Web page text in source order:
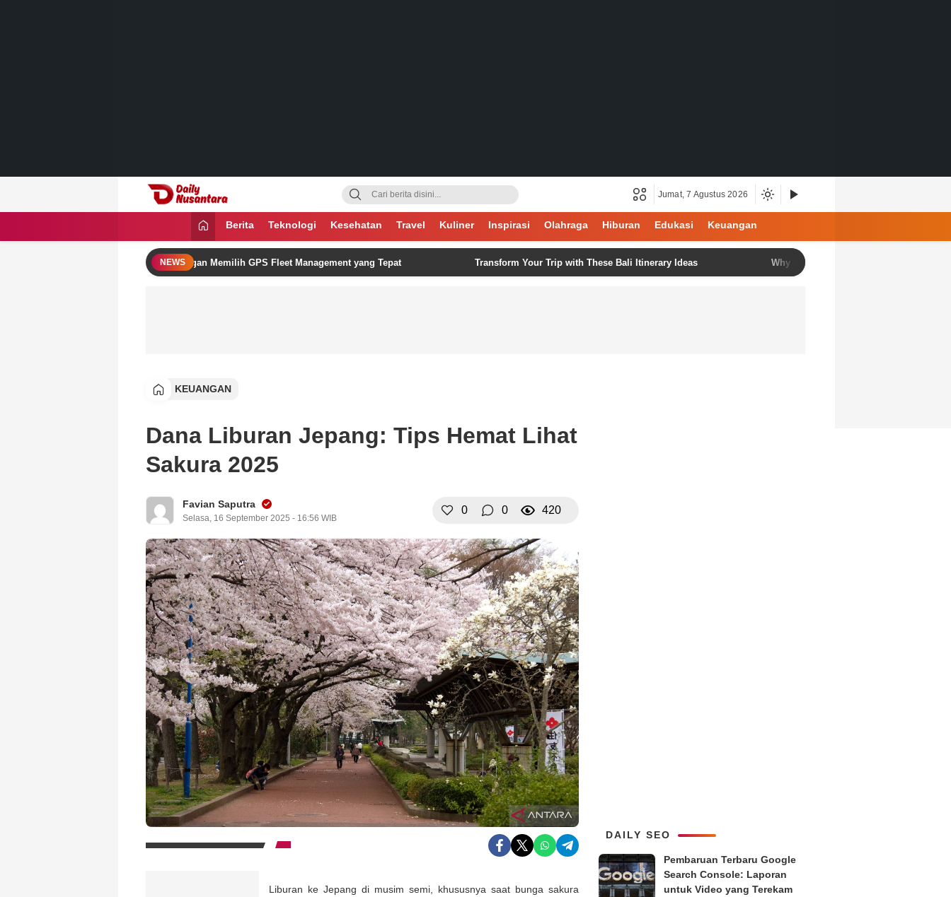
Daily Nusantara
Menyajikan Fakta, Menginspirasi Bangsa
Jumat, 7 Agustus 2026
Berita Teknologi Kesehatan Travel Kuliner Inspirasi Olahraga Hiburan Edukasi Keuangan
NEWS
Omzet Bisnis Logistik dengan Memilih GPS Fleet Management yang Tepat Transform Your Trip with These Bali Itinerary Ideas Why North Bali Is Becoming the Favorite
KEUANGAN
Dana Liburan Jepang: Tips Hemat Lihat
Sakura 2025
Favian Saputra
Selasa, 16 September 2025 - 16:56 WIB
0 0 420
Liburan ke Jepang di musim semi, khususnya saat bunga sakura
DAILY SEO
Pembaruan Terbaru Google
Search Console: Laporan
untuk Video yang Terekam